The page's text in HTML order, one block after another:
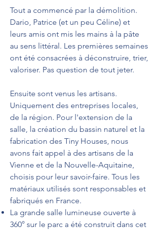
Tout a commencé par la démolition.
Dario, Patrice (et un peu Céline) et
leurs amis ont mis les mains à la pâte
au sens littéral. Les premières semaines
ont été consacrées à déconstruire, trier,
valoriser. Pas question de tout jeter.
Ensuite sont venus les artisans.
Uniquement des entreprises locales,
de la région. Pour l'extension de la
salle, la création du bassin naturel et la
fabrication des Tiny Houses, nous
avons fait appel à des artisans de la
Vienne et de la Nouvelle-Aquitaine,
choisis pour leur savoir-faire. Tous les
matériaux utilisés sont responsables et
fabriqués en France.
La grande salle lumineuse ouverte à
360° sur le parc a été construit dans cet